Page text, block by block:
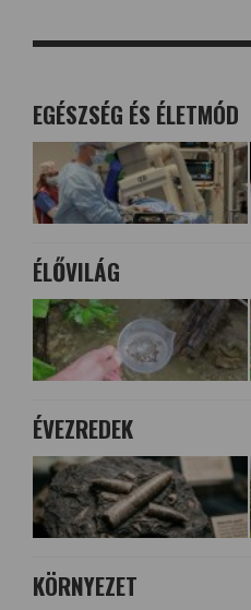
EGÉSZSÉG ÉS ÉLETMÓD
ÉLŐVILÁG
ÉVEZREDEK
KÖRNYEZET